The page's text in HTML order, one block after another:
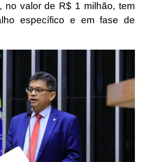
no valor de R$ 1 milhão, tem
específico e em fase de